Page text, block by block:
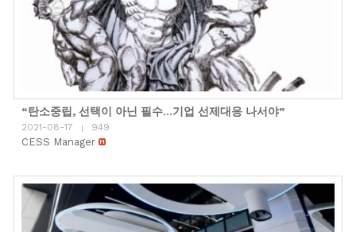
“탄소중립, 선택이 아닌 필수…기업 선제대응 나서야”
2021-08-17 | 949
CESS Manager